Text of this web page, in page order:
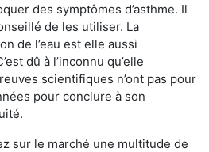
des symptômes d’asthme. Il
de les utiliser. La
de l’eau est elle aussi
dû à l’inconnu qu’elle
scientifiques n’ont pas pour
pour conclure à son
sur le marché une multitude de